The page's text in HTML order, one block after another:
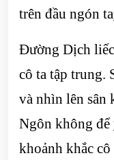
trên đầu ngón
Đường Dịch
cô ta tập trung.
và nhìn lên sân
Ngôn không để
khoảnh khắc